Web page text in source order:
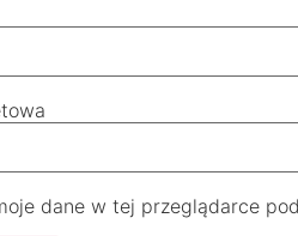
dane w tej przeglądarce